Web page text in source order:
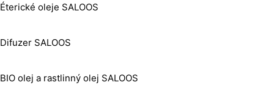
Éterické oleje SALOOS
Difuzer SALOOS
BIO olej a rastlinný olej SALOOS